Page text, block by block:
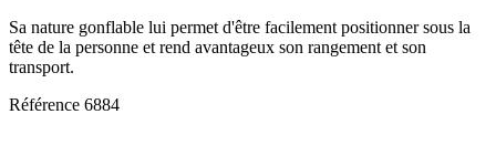
Sa nature gonflable lui permet d'être facilement positionner sous la
tête de la personne et rend avantageux son rangement et son
transport.
Référence 6884